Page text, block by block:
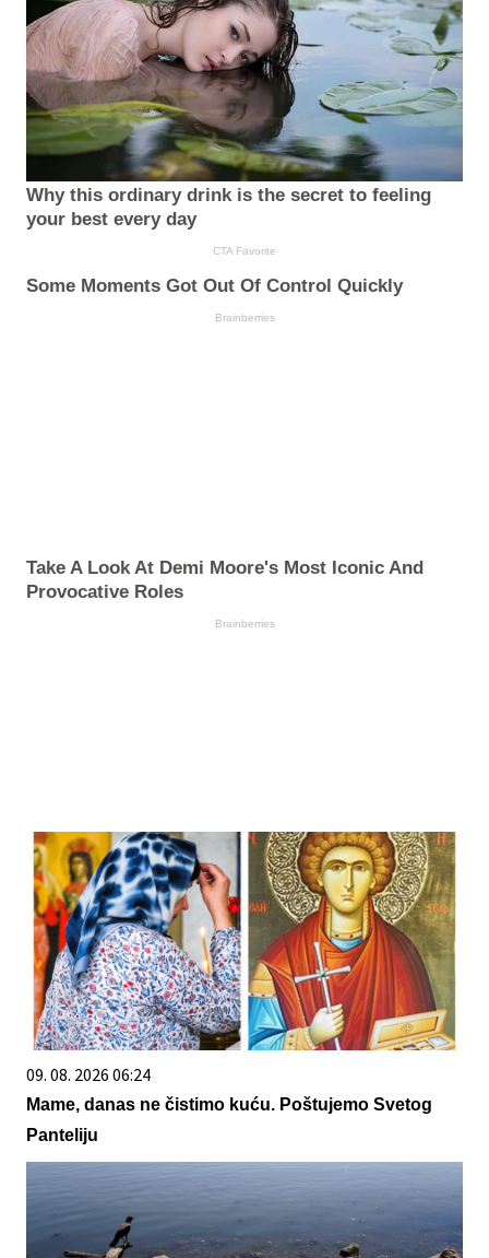
Why this ordinary drink is the secret to feeling
your best every day
CTA Favorite
Some Moments Got Out Of Control Quickly
Brainberries
Take A Look At Demi Moore's Most Iconic And
Provocative Roles
Brainberries
09. 08. 2026 06:24
Mame, danas ne čistimo kuću. Poštujemo Svetog
Panteliju